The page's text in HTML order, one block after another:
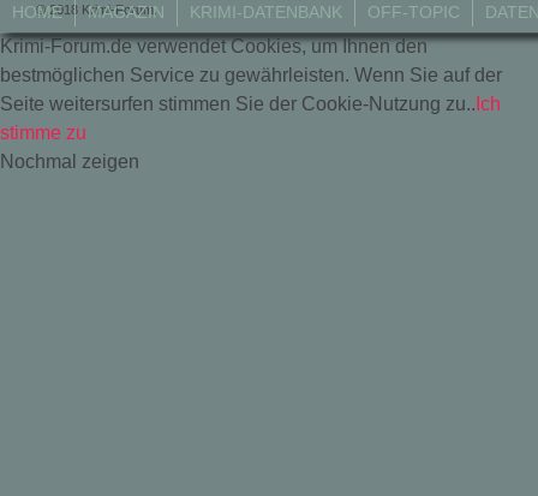
HOME MAGAZIN KRIMI-DATENBANK OFF-TOPIC
© 2018 Krimi-Forum.
Krimi-Forum.de verwendet Cookies, um Ihnen den
bestmöglichen Service zu gewährleisten. Wenn Sie auf der
Seite weitersurfen stimmen Sie der Cookie-Nutzung zu.. Ich
stimme zu
Nochmal zeigen